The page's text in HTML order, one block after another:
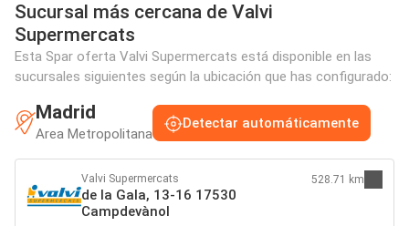
Sucursal más cercana de Valvi
Supermercats
Esta Spar oferta Valvi Supermercats está disponible en las
sucursales siguientes según la ubicación que has configurado:
Madrid
Area Metropolitana
Detectar automáticamente
Valvi Supermercats
de la Gala, 13-16 17530
Campdevànol
528.71 km